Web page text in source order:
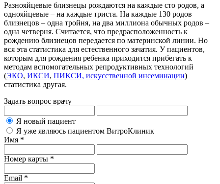
Разнояйцевые близнецы рождаются на каждые сто родов, а
однояйцевые – на каждые триста. На каждые 130 родов
близнецов – одна тройня, на два миллиона обычных родов –
одна четверня. Считается, что предрасположенность к
рождению близнецов передается по материнской линии. Но
вся эта статистика для естественного зачатия. У пациентов,
которым для рождения ребенка приходится прибегать к
методам вспомогательных репродуктивных технологий
(ЭКО, ИКСИ, ПИКСИ, искусственной инсеминации)
статистика другая.
Задать вопрос врачу
Я новый пациент
Я уже являюсь пациентом ВитроКлиник
Имя *
Номер карты *
Email *